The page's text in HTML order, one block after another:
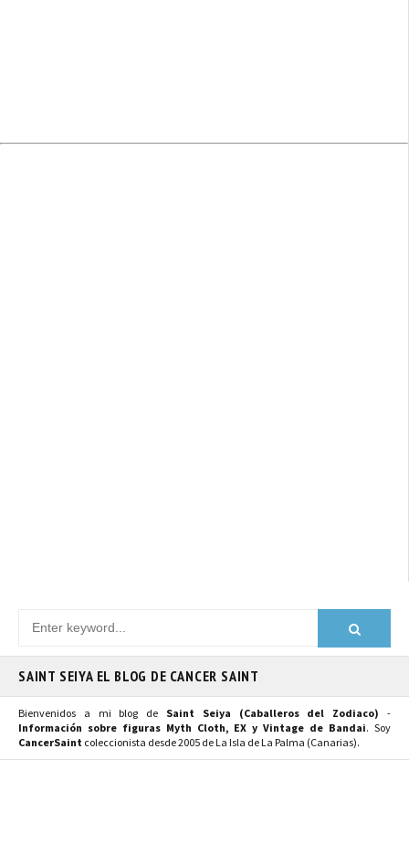
SAINT SEIYA EL BLOG DE CANCER SAINT
Bienvenidos a mi blog de Saint Seiya (Caballeros del Zodiaco) -
Información sobre figuras Myth Cloth, EX y Vintage de Bandai. Soy
CancerSaint coleccionista desde 2005 de La Isla de La Palma (Canarias).